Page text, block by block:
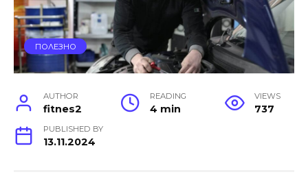
ПОЛЕЗНО
AUTHOR
fitnes2
READING
4 min
VIEWS
737
PUBLISHED BY
13.11.2024